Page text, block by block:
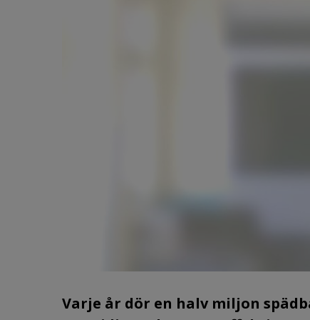
Varje år dör en halv miljon